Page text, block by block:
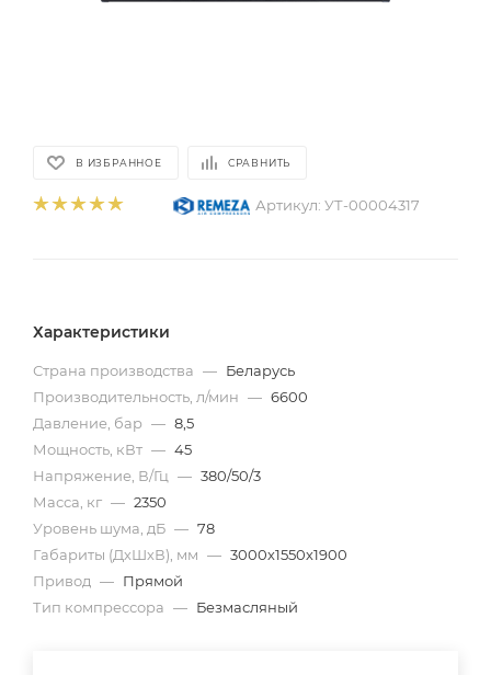
В ИЗБРАННОЕ СРАВНИТЬ
Артикул: УТ-00004317
Характеристики
Страна производства — Беларусь
Производительность, л/мин — 6600
Давление, бар — 8,5
Мощность, кВт — 45
Напряжение, В/Гц — 380/50/3
Масса, кг — 2350
Уровень шума, дБ — 78
Габариты (ДхШхВ), мм — 3000х1550х1900
Привод — Прямой
Тип компрессора — Безмасляный